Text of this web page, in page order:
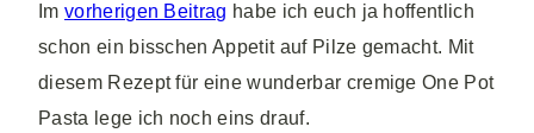
Im vorherigen Beitrag habe ich euch ja hoffentlich
schon ein bisschen Appetit auf Pilze gemacht. Mit
diesem Rezept für eine wunderbar cremige One Pot
Pasta lege ich noch eins drauf.